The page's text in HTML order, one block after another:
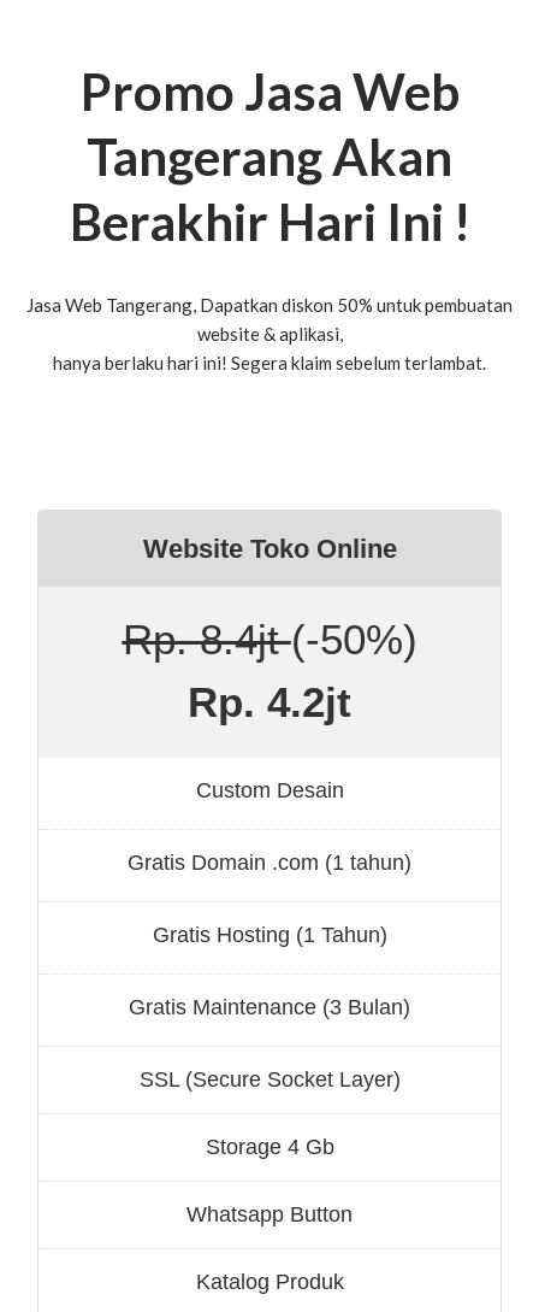
Promo Jasa Web
Tangerang Akan
Berakhir Hari Ini !
Jasa Web Tangerang, Dapatkan diskon 50% untuk pembuatan
website & aplikasi,
hanya berlaku hari ini! Segera klaim sebelum terlambat.
Website Toko Online
Rp. 8.4jt(-50%)
Rp. 4.2jt
Custom Desain
Gratis Domain .com (1 tahun)
Gratis Hosting (1 Tahun)
Gratis Maintenance (3 Bulan)
SSL (Secure Socket Layer)
Storage 4 Gb
Whatsapp Button
Katalog Produk